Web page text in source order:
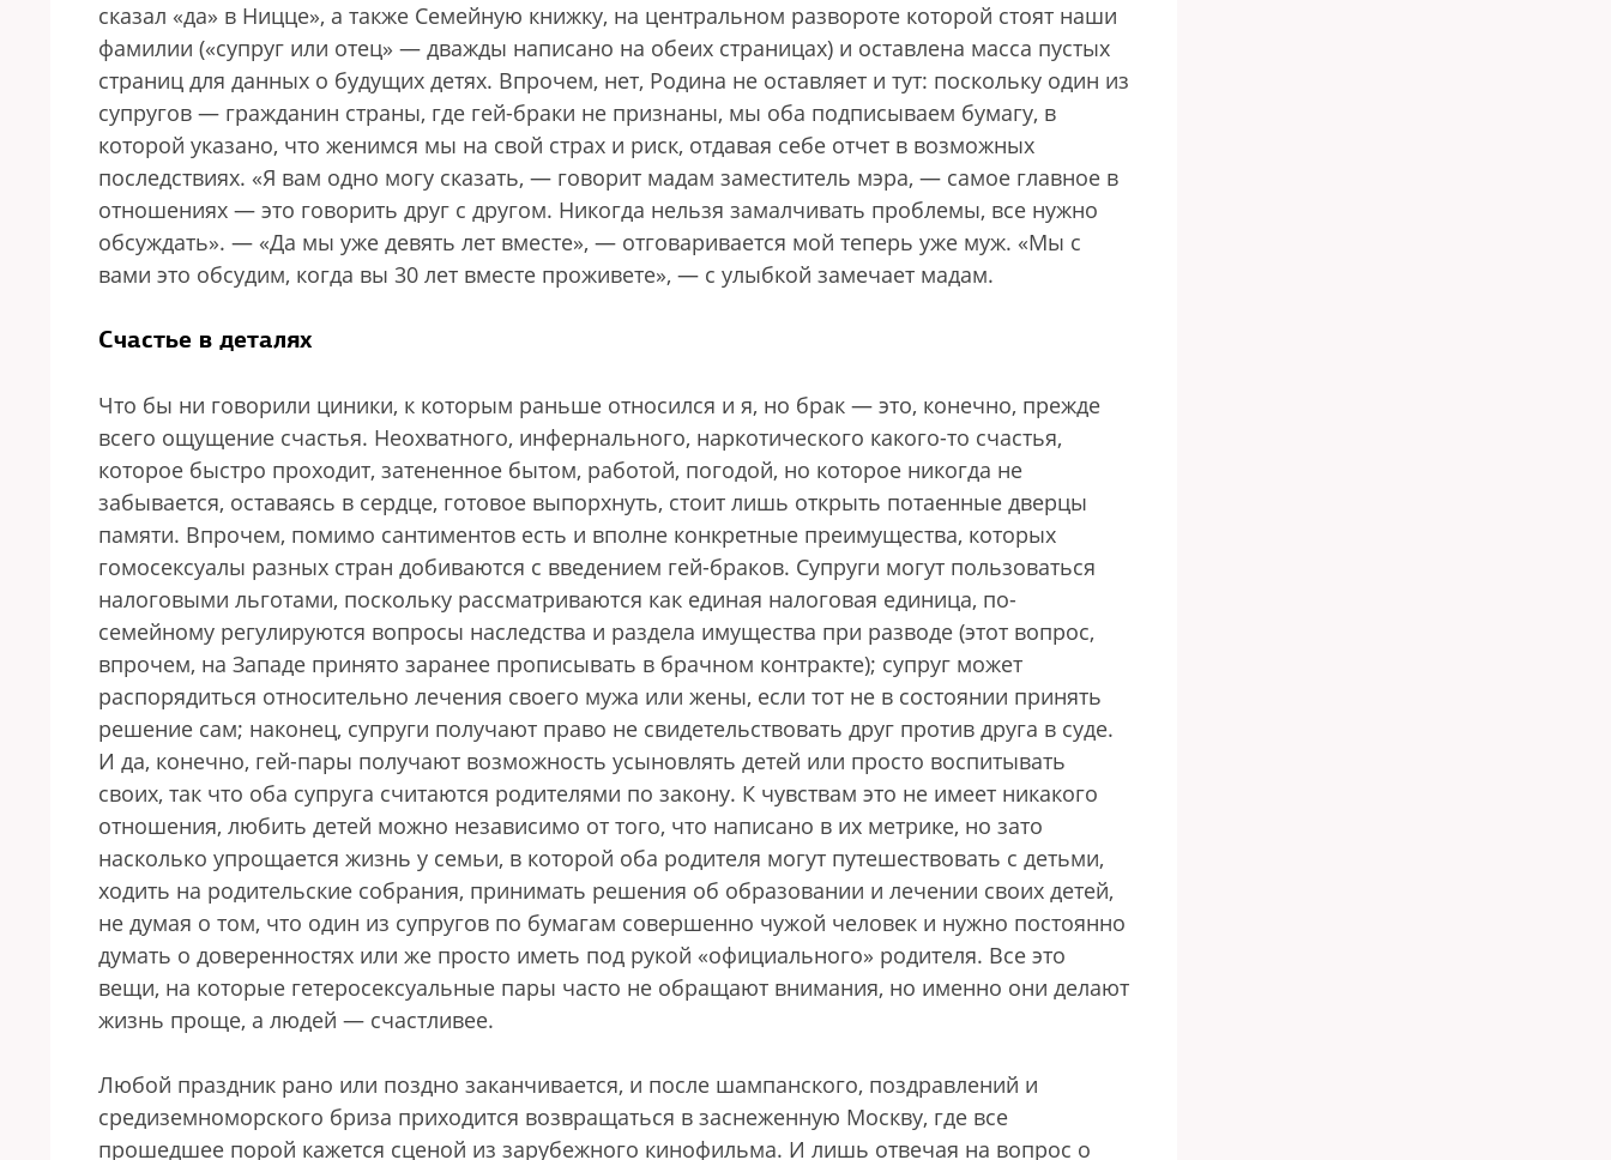
сказал «да» в Ницце», а также Семейную книжку, на центральном развороте которой стоят наши
фамилии («супруг или отец» — дважды написано на обеих страницах) и оставлена масса пустых
страниц для данных о будущих детях. Впрочем, нет, Родина не оставляет и тут: поскольку один из
супругов — гражданин страны, где гей-браки не признаны, мы оба подписываем бумагу, в
которой указано, что женимся мы на свой страх и риск, отдавая себе отчет в возможных
последствиях. «Я вам одно могу сказать, — говорит мадам заместитель мэра, — самое главное в
отношениях — это говорить друг с другом. Никогда нельзя замалчивать проблемы, все нужно
обсуждать». — «Да мы уже девять лет вместе», — отговаривается мой теперь уже муж. «Мы с
вами это обсудим, когда вы 30 лет вместе проживете», — с улыбкой замечает мадам.
Счастье в деталях
Что бы ни говорили циники, к которым раньше относился и я, но брак — это, конечно, прежде
всего ощущение счастья. Неохватного, инфернального, наркотического какого-то счастья,
которое быстро проходит, затененное бытом, работой, погодой, но которое никогда не
забывается, оставаясь в сердце, готовое выпорхнуть, стоит лишь открыть потаенные дверцы
памяти. Впрочем, помимо сантиментов есть и вполне конкретные преимущества, которых
гомосексуалы разных стран добиваются с введением гей-браков. Супруги могут пользоваться
налоговыми льготами, поскольку рассматриваются как единая налоговая единица, по-
семейному регулируются вопросы наследства и раздела имущества при разводе (этот вопрос,
впрочем, на Западе принято заранее прописывать в брачном контракте); супруг может
распорядиться относительно лечения своего мужа или жены, если тот не в состоянии принять
решение сам; наконец, супруги получают право не свидетельствовать друг против друга в суде.
И да, конечно, гей-пары получают возможность усыновлять детей или просто воспитывать
своих, так что оба супруга считаются родителями по закону. К чувствам это не имеет никакого
отношения, любить детей можно независимо от того, что написано в их метрике, но зато
насколько упрощается жизнь у семьи, в которой оба родителя могут путешествовать с детьми,
ходить на родительские собрания, принимать решения об образовании и лечении своих детей,
не думая о том, что один из супругов по бумагам совершенно чужой человек и нужно постоянно
думать о доверенностях или же просто иметь под рукой «официального» родителя. Все это
вещи, на которые гетеросексуальные пары часто не обращают внимания, но именно они делают
жизнь проще, а людей — счастливее.
Любой праздник рано или поздно заканчивается, и после шампанского, поздравлений и
средиземноморского бриза приходится возвращаться в заснеженную Москву, где все
прошедшее порой кажется сценой из зарубежного кинофильма. И лишь отвечая на вопрос о